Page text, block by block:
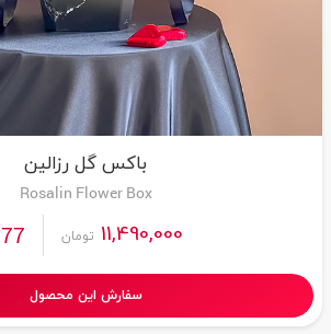
باکس گل رزالین
Rosalin Flower Box
11,490,000 تومان 77
سفارش این محصول